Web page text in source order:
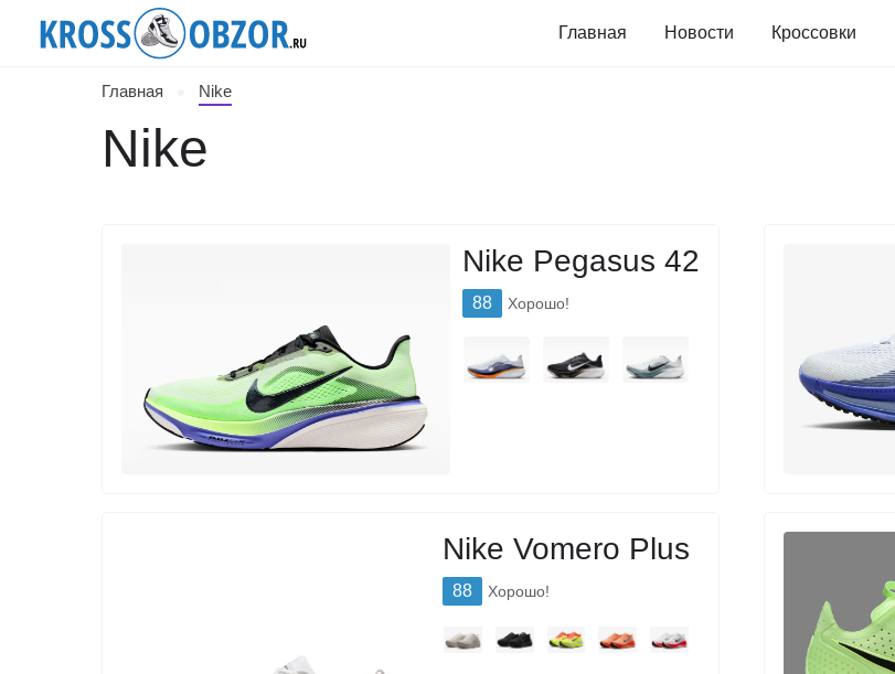
Главная Новости Кроссовки
Главная Nike
Nike
Nike Pegasus 42
88 Хорошо!
Nike Vomero Plus
88 Хорошо!